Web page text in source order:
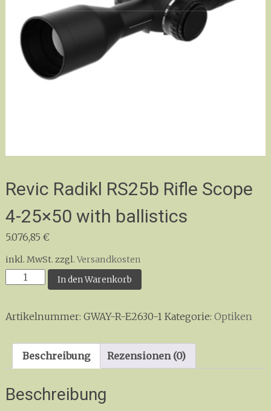
Revic Radikl RS25b Rifle Scope
4-25×50 with ballistics
5.076,85 €
inkl. MwSt. zzgl. Versandkosten
Revic
Rifle
25x50
ballistics
In den Warenkorb
Artikelnummer: GWAY-R-E2630-1 Kategorie: Optiken
Beschreibung Rezensionen (0)
Beschreibung